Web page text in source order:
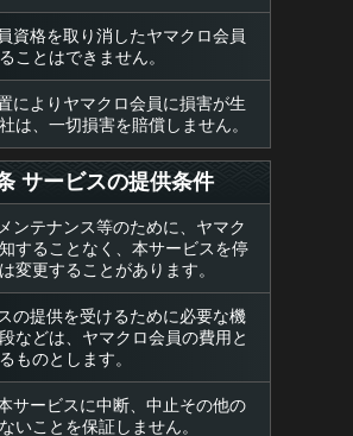
資格を取り消したヤマクロ会員
ことはできません。
によりヤマクロ会員に損害が生
は、一切損害を賠償しません。
サービスの提供条件
ンテナンス等のために、ヤマク
することなく、本サービスを停
変更することがあります。
の提供を受けるために必要な機
などは、ヤマクロ会員の費用と
ものとします。
サービスに中断、中止その他の
いことを保証しません。